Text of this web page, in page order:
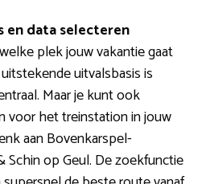
en data selecteren
plek jouw vakantie gaat
uitvalsbasis is
Maar je kunt ook
voor het treinstation in jouw
aan Bovenkarspel-
Schin op Geul. De zoekfunctie